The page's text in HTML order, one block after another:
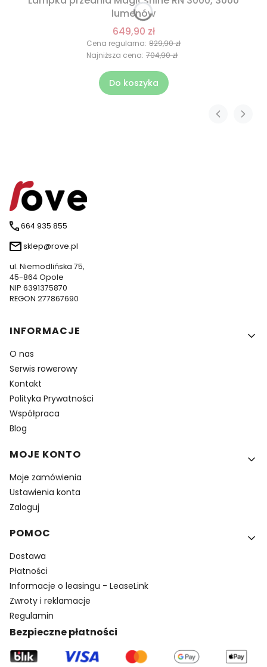
lumenów
649,90 zł
Cena regularna: 829,90 zł
Najniższa cena: 704,90 zł
Do koszyka
664 935 855
sklep@rove.pl
ul. Niemodlińska 75,
45-864 Opole
NIP 6391375870
REGON 277867690
Linki w stopce
INFORMACJE
O nas
Serwis rowerowy
Kontakt
Polityka Prywatności
Współpraca
Blog
MOJE KONTO
Moje zamówienia
Ustawienia konta
Zaloguj
POMOC
Dostawa
Płatności
Informacje o leasingu - LeaseLink
Zwroty i reklamacje
Regulamin
Bezpieczne płatności